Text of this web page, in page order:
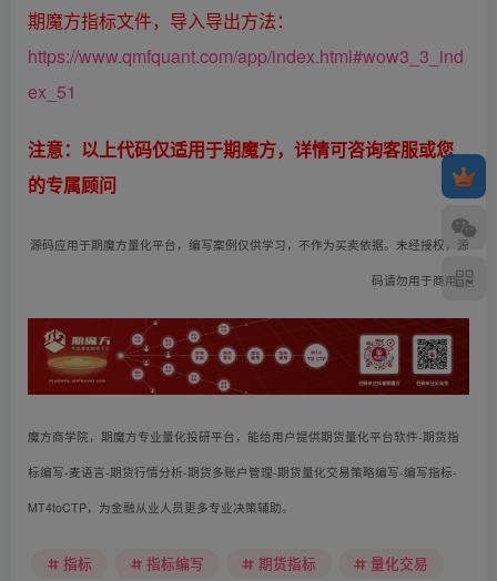
期魔方指标文件，导入导出方法：
https://www.qmfquant.com/app/index.html#wow3_3_ind
ex_51
注意：以上代码仅适用于期魔方，详情可咨询客服或您
的专属顾问
源码应用于期魔方量化平台，编写案例仅供学习，不作为买卖依据。未经授权，源
码请勿用于商用。
魔方商学院，期魔方专业量化投研平台，能给用户提供期货量化平台软件-期货指
标编写-麦语言-期货行情分析-期货多账户管理-期货量化交易策略编写-编写指标-
MT4toCTP，为金融从业人员更多专业决策辅助。
指标 指标编写 期货指标
量化交易